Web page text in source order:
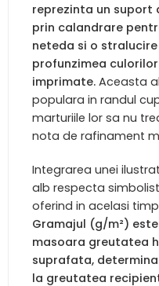
reprezinta un
prin calandrare
neteda si o
profunzimea
imprimate. Aceasta
populara in randul
marturiile lor sa nu
nota de rafinament
Integrarea unei
alb respecta
oferind in acelasi
Gramajul (g/m²)
masoara greutatea
suprafata,
la greutatea